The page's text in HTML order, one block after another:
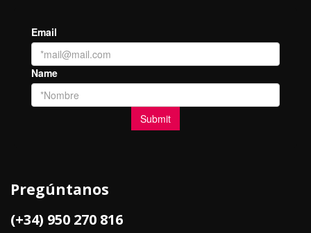
Pregúntanos
(+34) 950 270 816